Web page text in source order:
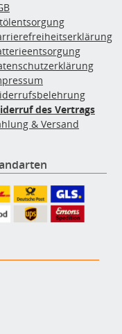
des Vertrags
& Versand